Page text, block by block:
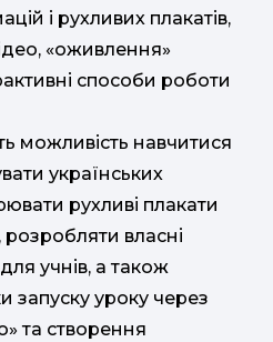
і рухливих плакатів,
«оживлення»
способи роботи
можливість навчитися
українських
рухливі плакати
, розробляти власні
учнів, а також
запуску уроку через
та створення